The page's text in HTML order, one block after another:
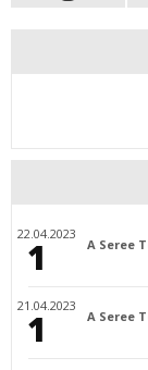
22.04.2023
1 A Seree
21.04.2023
1 A Seree